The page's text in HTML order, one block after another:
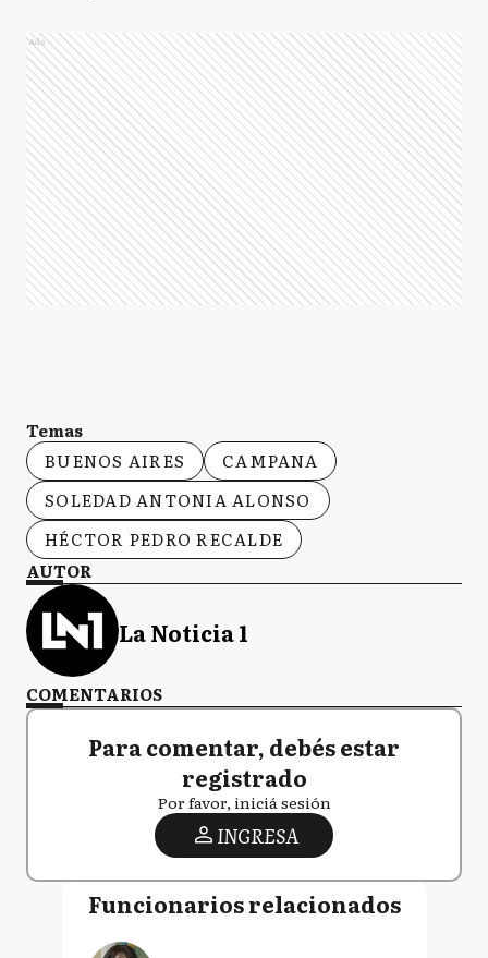
Ads
Temas
BUENOS AIRES
CAMPANA
SOLEDAD ANTONIA ALONSO
HÉCTOR PEDRO RECALDE
AUTOR
La Noticia 1
COMENTARIOS
Para comentar, debés estar
registrado
Por favor, iniciá sesión
INGRESA
Funcionarios relacionados